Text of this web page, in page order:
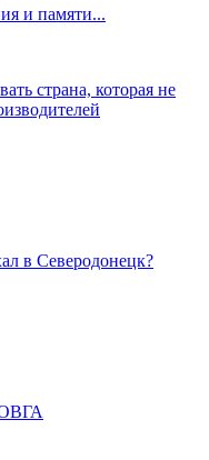
и памяти...
страна, которая не
в Северодонецк?